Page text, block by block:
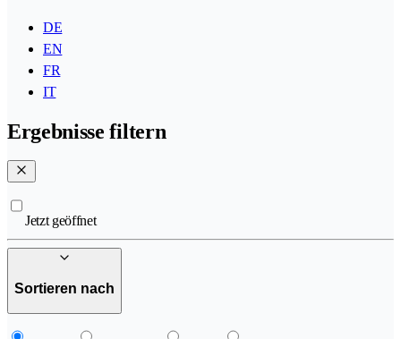
DE
EN
FR
IT
Ergebnisse filtern
Jetzt geöffnet
Sortieren nach